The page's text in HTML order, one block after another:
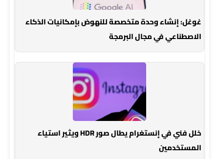
غوغل: إنشاء وحدة متخصصة للنهوض بإمكانيات الذكاء
الاصطناعي في مجال البرمجة
خلل فني في إنستغرام يطال صور HDR ويثير استياء
المستخدمين